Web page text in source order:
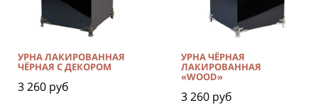
УРНА ЛАКИРОВАННАЯ
ЧЁРНАЯ С ДЕКОРОМ
3 260 руб
УРНА ЧЁРНАЯ
ЛАКИРОВАННАЯ
«WOOD»
3 260 руб